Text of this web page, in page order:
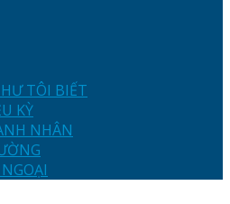
TÔI BIẾT
KỲ
NHÂN